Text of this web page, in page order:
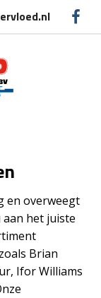
en overweegt
aan het juiste
Brian
Ifor Williams